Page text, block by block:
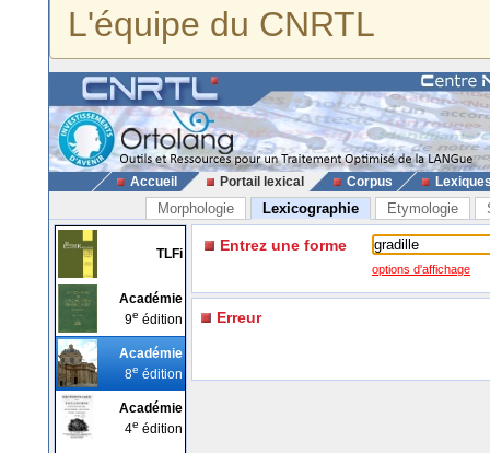
L'équipe du CNRTL
Accueil Portail lexical Corpus
Morphologie Lexicographie Etymologie
TLFi
Académie
9e édition
Académie
8e édition
Académie
4e édition
Entrez une forme
options d'affichage
Erreur